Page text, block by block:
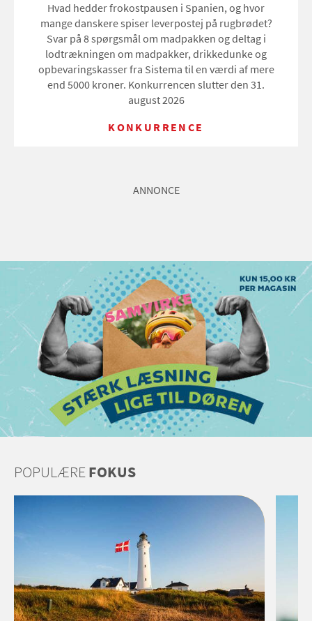
Hvad hedder frokostpausen i Spanien, og hvor
mange danskere spiser leverpostej på rugbrødet?
Svar på 8 spørgsmål om madpakken og deltag i
lodtrækningen om madpakker, drikkedunke og
opbevaringskasser fra Sistema til en værdi af mere
end 5000 kroner. Konkurrencen slutter den 31.
august 2026
KONKURRENCE
ANNONCE
POPULÆREFOKUS